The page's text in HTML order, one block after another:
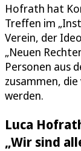
Hofrath hat
Treffen im
Verein, der
„Neuen
Personen aus
zusammen,
werden.
Luca
„Wir sind